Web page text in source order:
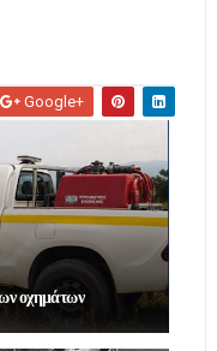
Google+
οχημάτων